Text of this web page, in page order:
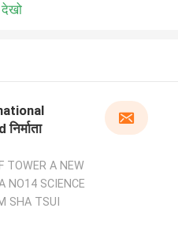
TOWER A NEW
NO14 SCIENCE
SHA TSUI